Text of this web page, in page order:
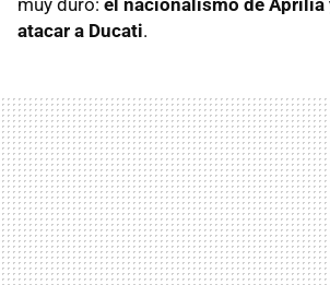
muy duro: el nacionalismo de Aprilia
atacar a Ducati.